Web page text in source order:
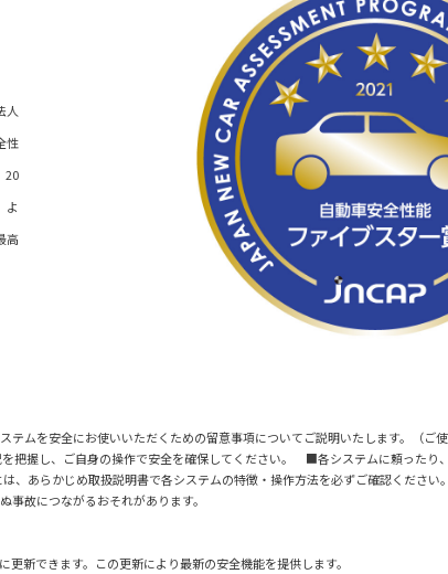
人
性
20
よ
高
テムを安全にお使いいただくための留意事項についてご説明いたします。（
把握し、ご自身の操作で安全を確保してください。 ■各システムに頼ったり
あらかじめ取扱説明書で各システムの特徴・操作方法を必ずご確認くださ
故につながるおそれがあります。
新できます。この更新により最新の安全機能を提供します。